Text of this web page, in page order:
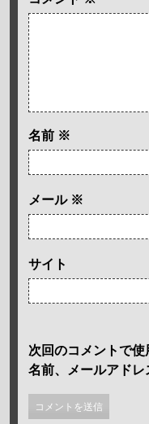
名前 ※
メール ※
サイト
次回のコメントで
名前、メールアドレ